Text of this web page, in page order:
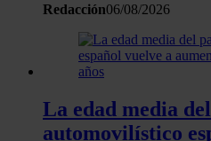
Redacción06/08/2026
La edad media
automovilístico